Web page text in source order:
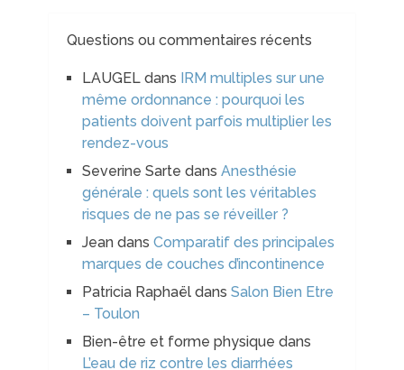
Questions ou commentaires récents
LAUGELdans IRM multiples sur une
même ordonnance : pourquoi les
patients doivent parfois multiplier les
rendez-vous
Severine Sarte dans Anesthésie
générale : quels sont les véritables
risques de ne pas se réveiller ?
Jeandans Comparatif des principales
marques de couches d’incontinence
Patricia Raphaëldans Salon Bien Etre
– Toulon
Bien-être et forme physique dans
L’eau de riz contre les diarrhées